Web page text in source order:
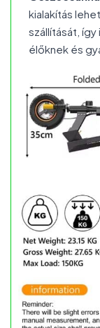
kialakítás
szállítását, így
élőknek és